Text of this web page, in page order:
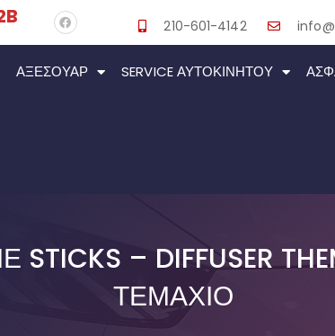
210-601-4142
ΑΞΕΣΟΥΆΡ SERVICE ΑΥΤΟΚΙΝΉΤΟΥ
– DIFFUSER
ΤΕΜΆΧΙΟ